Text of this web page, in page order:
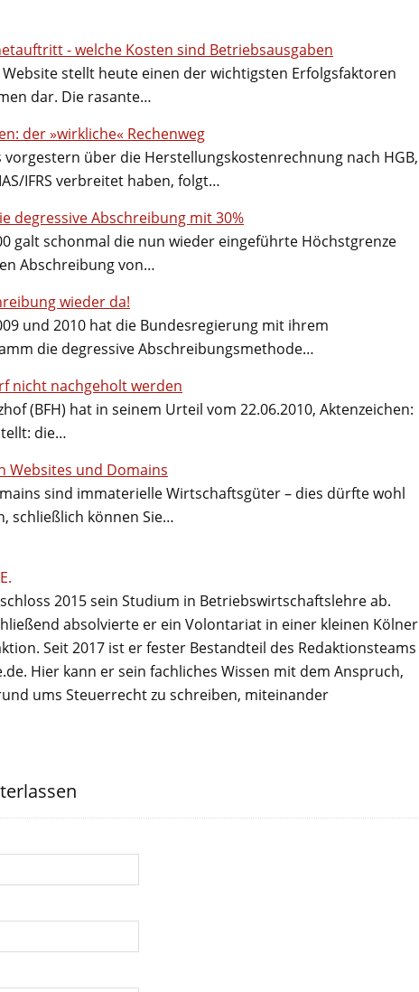
- welche Kosten sind Betriebsausgaben
stellt heute einen der wichtigsten Erfolgsfaktoren
dar. Die rasante…
der »wirkliche« Rechenweg
vorgestern über die Herstellungskostenrechnung nach HGB,
IFRS verbreitet haben, folgt…
degressive Abschreibung mit 30%
galt schonmal die nun wieder eingeführte Höchstgrenze
Abschreibung von…
wieder da!
und 2010 hat die Bundesregierung mit ihrem
die degressive Abschreibungsmethode…
nicht nachgeholt werden
(BFH) hat in seinem Urteil vom 22.06.2010, Aktenzeichen:
die…
Websites und Domains
sind immaterielle Wirtschaftsgüter – dies dürfte wohl
schließlich können Sie…
2015 sein Studium in Betriebswirtschaftslehre ab.
absolvierte er ein Volontariat in einer kleinen Kölner
Seit 2017 ist er fester Bestandteil des Redaktionsteams
Hier kann er sein fachliches Wissen mit dem Anspruch,
ums Steuerrecht zu schreiben, miteinander